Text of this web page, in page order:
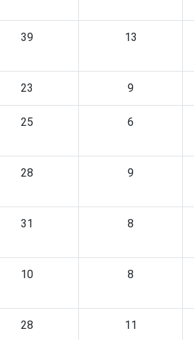
39 13
23 9
25 6
28 9
31 8
10 8
28 11